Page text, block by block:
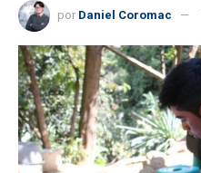
por Daniel Coromac